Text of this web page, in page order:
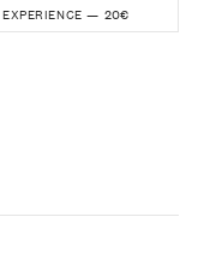
EXPERIENCE — 20€